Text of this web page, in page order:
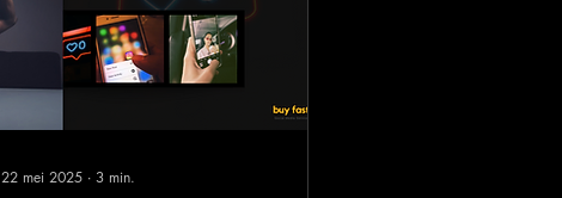
22 mei 2025 ∙ 3 min.